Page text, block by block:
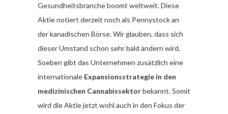
Gesundheitsbranche boomt weltweit. Diese
Aktie notiert derzeit noch als Pennystock an
der kanadischen Börse. Wir glauben, dass sich
dieser Umstand schon sehr bald ändern wird.
Soeben gibt das Unternehmen zusätzlich eine
internationale Expansionsstrategie in den
medizinischen Cannabissektorbekannt. Somit
wird die Aktie jetzt wohl auch in den Fokus der